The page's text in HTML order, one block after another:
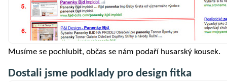
Musíme se pochlubit, občas se nám podaří husarský kousek.
Dostali jsme podklady pro design fitka